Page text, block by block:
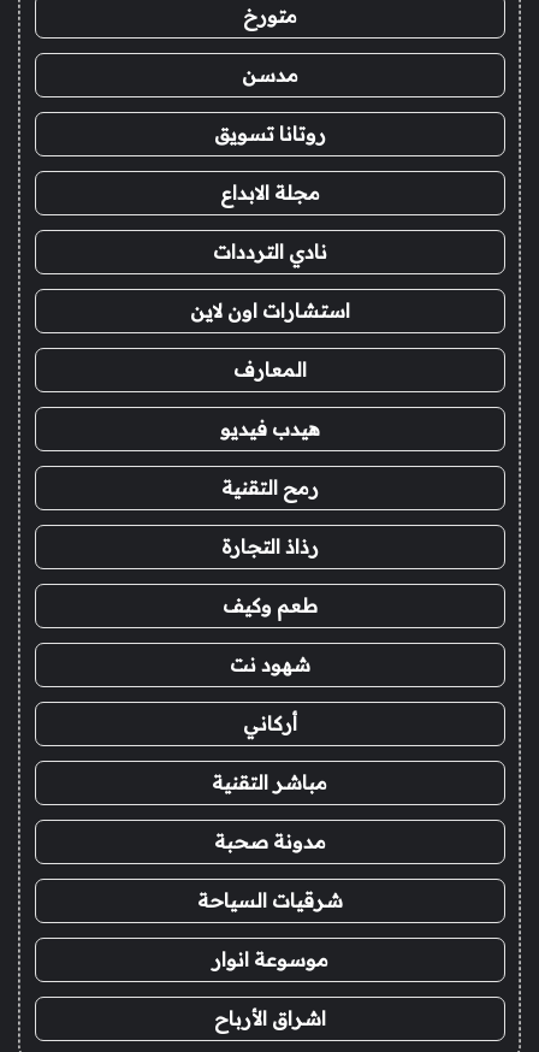
متورخ
مدسن
روتانا تسويق
مجلة الابداع
نادي الترددات
استشارات اون لاين
المعارف
هيدب فيديو
رمح التقنية
رذاذ التجارة
طعم وكيف
شهود نت
أركاني
مباشر التقنية
مدونة صحبة
شرقيات السياحة
موسوعة انوار
اشراق الأرباح